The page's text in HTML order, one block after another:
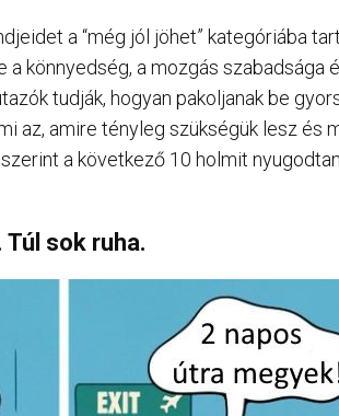
a “még jól jöhet” kategóriába
könnyedség, a mozgás szabadsága
tudják, hogyan pakoljanak be
az, amire tényleg szükségük lesz és
a következő 10 holmit
Túl sok ruha.